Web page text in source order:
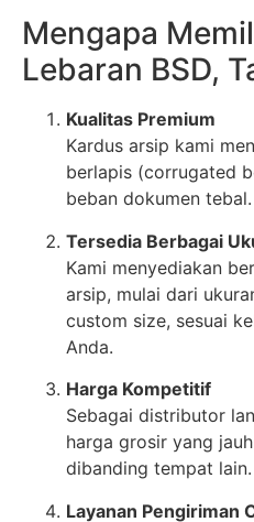
Mengapa
Lebaran BSD,
Kualitas Premium
Kardus arsip kami
berlapis (corrugated
beban dokumen tebal.
Tersedia Berbagai
Kami menyediakan
arsip, mulai dari
custom size, sesuai
Anda.
Harga Kompetitif
Sebagai distributor
harga grosir yang
dibanding tempat lain.
Layanan Pengiriman